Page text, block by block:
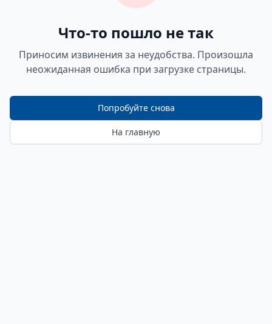
Что-то пошло не так
Приносим извинения за неудобства. Произошла
неожиданная ошибка при загрузке страницы.
Попробуйте снова
На главную